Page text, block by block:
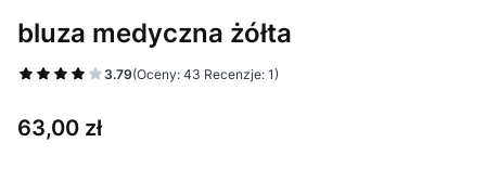
bluza medyczna żółta
3.79(Oceny: 43 Recenzje: 1)
Cena
63,00 zł